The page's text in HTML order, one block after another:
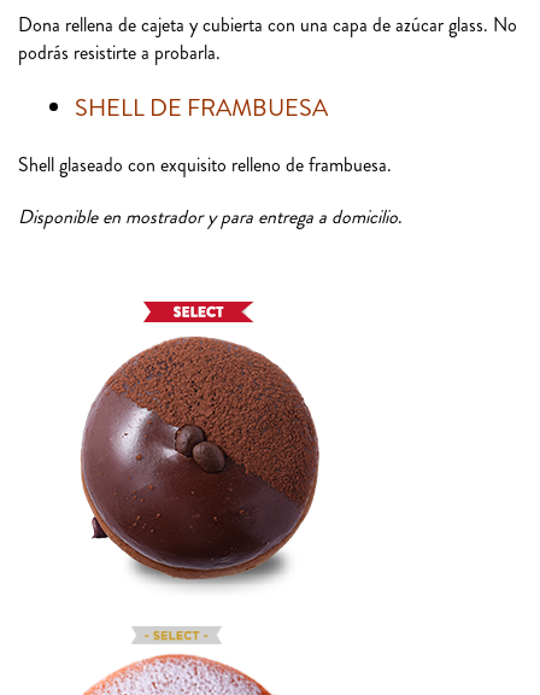
Dona rellena de cajeta y cubierta con una capa de azúcar glass. No
podrás resistirte a probarla.
SHELL DE FRAMBUESA
Shell glaseado con exquisito relleno de frambuesa.
Disponible en mostrador y para entrega a domicilio.